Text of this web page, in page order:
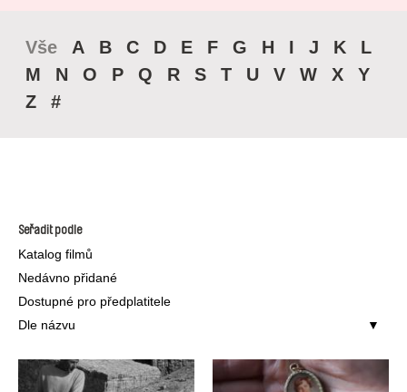
Vše A B C D E F G H I J K
L
M
N O P Q R S T U V W X
Y
Z
#
Seřadit podle
Katalog filmů
Nedávno přidané
Dostupné pro předplatitele
Dle názvu